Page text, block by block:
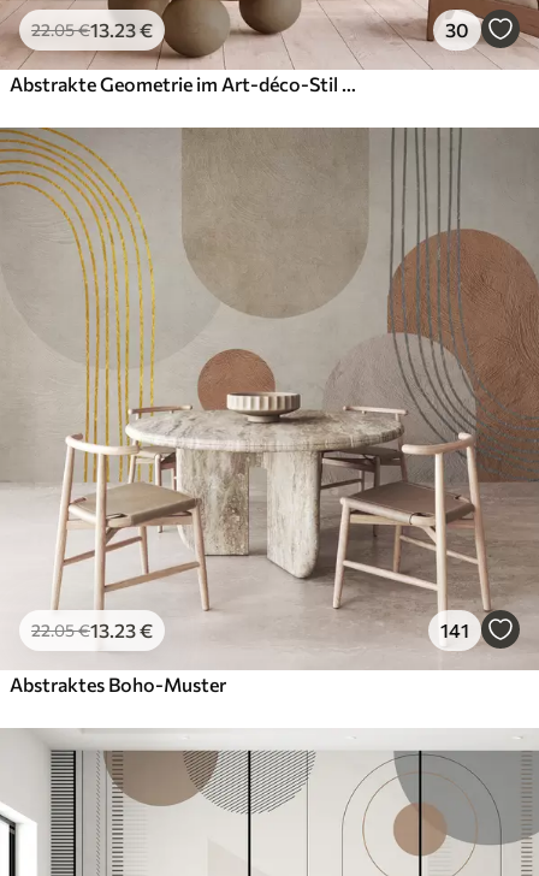
22.05€13 .23€ 30
22.05€13 .23€ 141
Abstraktes Boho-Muster